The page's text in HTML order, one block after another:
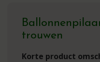
trouwen
Korte product